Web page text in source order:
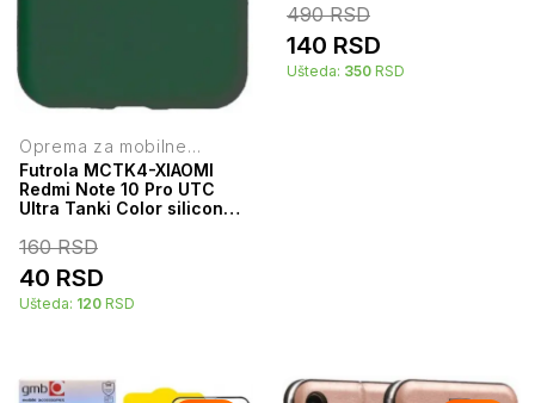
Oprema za mobilne
telefone
Futrola MCTK4-XIAOMI
Redmi Note 10 Pro UTC
Ultra Tanki Color silicone
160RSD
40 RSD
Ušteda: 120 RSD
490RSD
140 RSD
Ušteda: 350 RSD